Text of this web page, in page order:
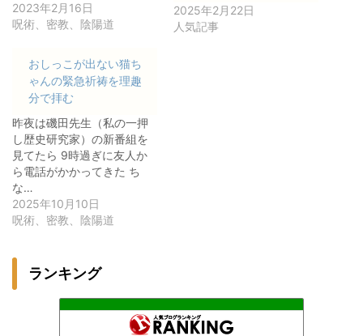
2023年2月16日
呪術、密教、陰陽道
2025年2月22日
人気記事
おしっこが出ない猫ち
ゃんの緊急祈祷を理趣
分で拝む
昨夜は磯田先生（私の一押
し歴史研究家）の新番組を
見てたら 9時過ぎに友人か
ら電話がかかってきた ち
な…
2025年10月10日
呪術、密教、陰陽道
ランキング